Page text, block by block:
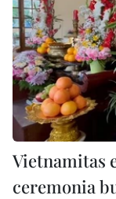
Vietnamitas
ceremonia